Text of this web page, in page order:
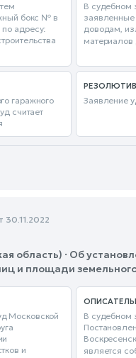
бокс № в
адресу:
В судебном
доводам,
материалов
гаражного
считает
Заявление
30.11.2022
область) · Об
и площади
Московской
и
В судебном
является